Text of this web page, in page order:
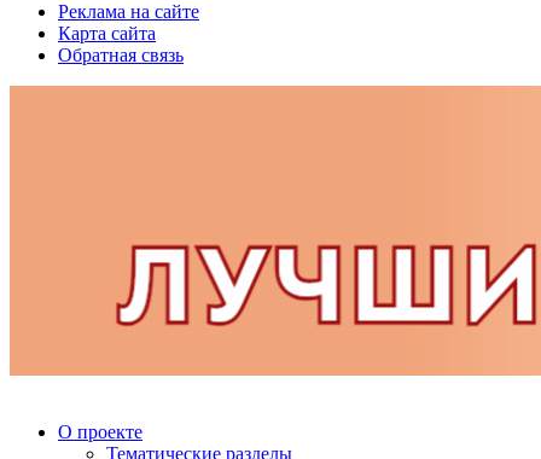
Реклама на сайте
Карта сайта
Обратная связь
О проекте
Тематические разделы